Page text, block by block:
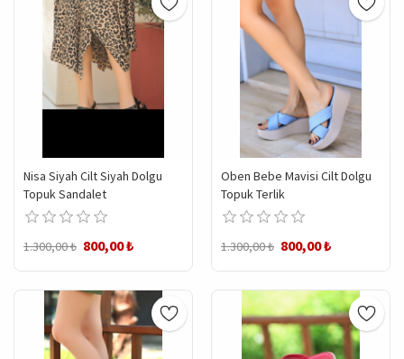
Nisa Siyah Cilt Siyah Dolgu
Topuk Sandalet
1.300,00 ₺ 800,00 ₺
Oben Bebe Mavisi Cilt Dolgu
Topuk Terlik
1.300,00 ₺ 800,00 ₺